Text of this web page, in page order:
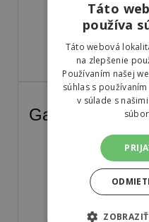
Galéria
Táto
používa
Táto webová
na zlepšenie
Používaním našej
súhlas s
v súlade s